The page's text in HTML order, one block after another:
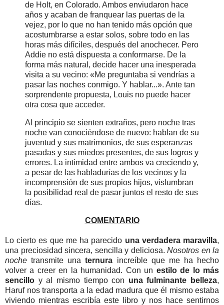
de Holt, en Colorado. Ambos enviudaron hace
años y acaban de franquear las puertas de la
vejez, por lo que no han tenido más opción que
acostumbrarse a estar solos, sobre todo en las
horas más difíciles, después del anochecer. Pero
Addie no está dispuesta a conformarse. De la
forma más natural, decide hacer una inesperada
visita a su vecino: «Me preguntaba si vendrías a
pasar las noches conmigo. Y hablar...». Ante tan
sorprendente propuesta, Louis no puede hacer
otra cosa que acceder.
Al principio se sienten extraños, pero noche tras
noche van conociéndose de nuevo: hablan de su
juventud y sus matrimonios, de sus esperanzas
pasadas y sus miedos presentes, de sus logros y
errores. La intimidad entre ambos va creciendo y,
a pesar de las habladurías de los vecinos y la
incomprensión de sus propios hijos, vislumbran
la posibilidad real de pasar juntos el resto de sus
días.
COMENTARIO
Lo cierto es que me ha parecido una verdadera maravilla,
una preciosidad sincera, sencilla y deliciosa. Nosotros en la
noche transmite unaternura increíble que me ha hecho
volver a creer en la humanidad. Con un estilo de lo más
sencillo y al mismo tiempo con una fulminante belleza,
Haruf nos transporta a la edad madura que él mismo estaba
viviendo mientras escribía este libro y nos hace sentirnos